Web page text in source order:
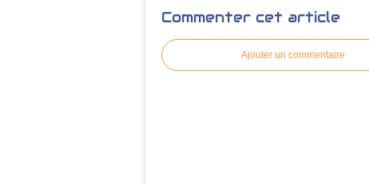
Commenter cet article
Ajouter un commentaire